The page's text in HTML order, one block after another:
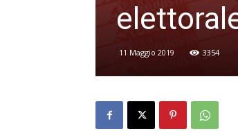
11 Maggio 2019 3354